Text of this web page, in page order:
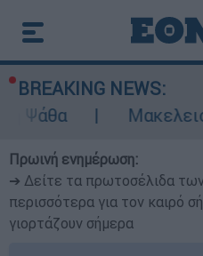
BREAKING NEWS:
Μακελειό στη
Πρωινή ενημέρωση:
➔ Δείτε τα πρωτοσέλιδα
περισσότερα για τον καιρό
γιορτάζουν σήμερα